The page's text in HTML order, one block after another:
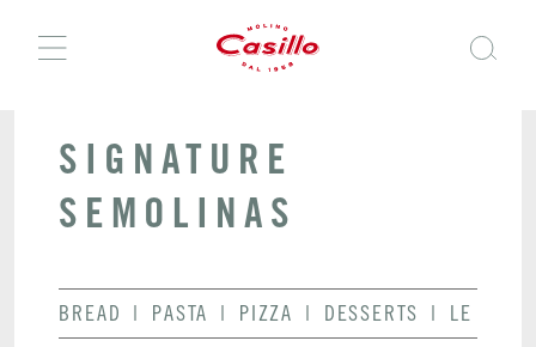
SIGNATURE
SEMOLINAS
BREAD PASTA PIZZA DESSERTS LE